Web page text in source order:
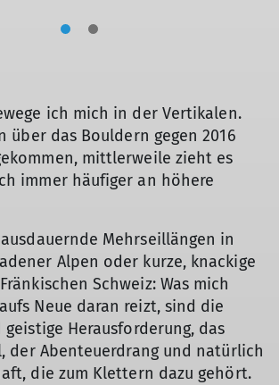
© Alexander Schäffer
ich mich in der Vertikalen.
über das Bouldern gegen 2016
mittlerweile zieht es
immer häufiger an höhere
Mehrseillängen in
Alpen oder kurze, knackige
Schweiz: Was mich
Neue daran reizt, sind die
Herausforderung, das
der Abenteuerdrang und natürlich
die zum Klettern dazu gehört.